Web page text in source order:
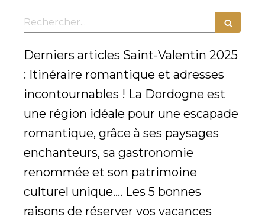
Rechercher
Derniers articles Saint-Valentin 2025
: Itinéraire romantique et adresses
incontournables ! La Dordogne est
une région idéale pour une escapade
romantique, grâce à ses paysages
enchanteurs, sa gastronomie
renommée et son patrimoine
culturel unique.... Les 5 bonnes
raisons de réserver vos vacances